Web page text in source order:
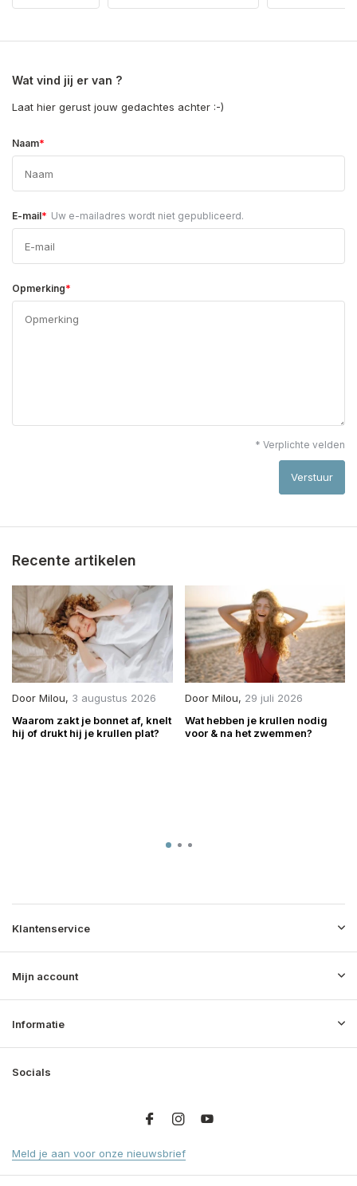
Wat vind jij er van ?
Laat hier gerust jouw gedachtes achter :-)
Naam*
E-mail* Uw e-mailadres wordt niet gepubliceerd.
Opmerking*
* Verplichte velden
Verstuur
Recente artikelen
Door Milou, 3 augustus 2026
Waarom zakt je bonnet af, knelt
hij of drukt hij je krullen plat?
Door Milou, 29 juli 2026
Wat hebben je krullen nodig
voor & na het zwemmen?
Klantenservice
Mijn account
Informatie
Socials
Meld je aan voor onze nieuwsbrief